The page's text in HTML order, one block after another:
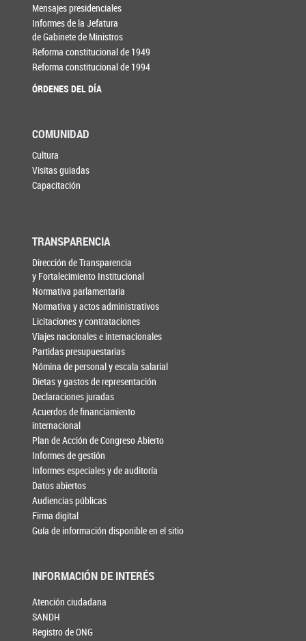
Mensajes presidenciales
Informes de la Jefatura
de Gabinete de Ministros
Reforma constitucional de 1949
Reforma constitucional de 1994
ÓRDENES DEL DÍA
COMUNIDAD
Cultura
Visitas guiadas
Capacitación
TRANSPARENCIA
Dirección de Transparencia
y Fortalecimiento Institucional
Normativa parlamentaria
Normativa y actos administrativos
Licitaciones y contrataciones
Viajes nacionales e internacionales
Partidas presupuestarias
Nómina de personal y escala salarial
Dietas y gastos de representación
Declaraciones juradas
Acuerdos de financiamiento
internacional
Plan de Acción de Congreso Abierto
Informes de gestión
Informes especiales y de auditoría
Datos abiertos
Audiencias públicas
Firma digital
Guía de información disponible en el sitio
INFORMACIÓN DE INTERÉS
Atención ciudadana
SANDH
Registro de ONG